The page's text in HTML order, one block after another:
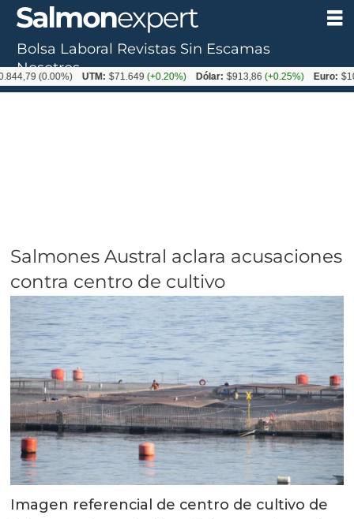
Salmones Austral aclara acusaciones
contra centro de cultivo
Imagen referencial de centro de cultivo de
Bolsa Laboral Revistas Sin Escamas
Nosotros
(0.00%) UTM: $71.649(+0.20%) Dólar: $913,86(+0.25%) Euro: $1053,08